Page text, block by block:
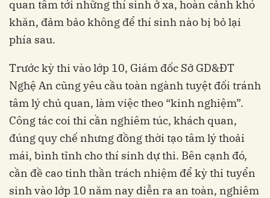
quan tâm tới những thí sinh ở xa, hoàn cảnh khó
khăn, đảm bảo không để thí sinh nào bị bỏ lại
phía sau.
Trước kỳ thi vào lớp 10, Giám đốc Sở GD&ĐT
Nghệ An cũng yêu cầu toàn ngành tuyệt đối tránh
tâm lý chủ quan, làm việc theo “kinh nghiệm”.
Công tác coi thi cần nghiêm túc, khách quan,
đúng quy chế nhưng đồng thời tạo tâm lý thoải
mái, bình tĩnh cho thí sinh dự thi. Bên cạnh đó,
cần đề cao tinh thần trách nhiệm để kỳ thi tuyển
sinh vào lớp 10 năm nay diễn ra an toàn, nghiêm